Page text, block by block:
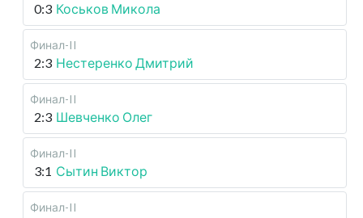
0:3 Коськов Микола
Финал-II
2:3 Нестеренко Дмитрий
Финал-II
2:3 Шевченко Олег
Финал-II
3:1 Сытин Виктор
Финал-II